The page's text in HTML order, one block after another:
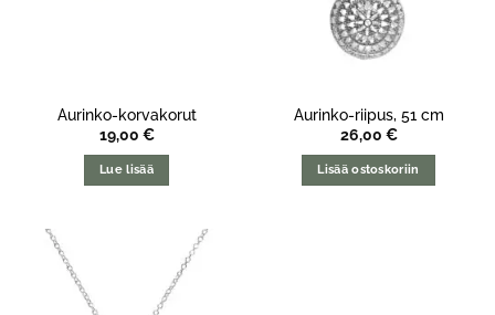
Aurinko-korvakorut
19,00 €
Lue lisää
Aurinko-riipus, 51 cm
26,00 €
Lisää ostoskoriin